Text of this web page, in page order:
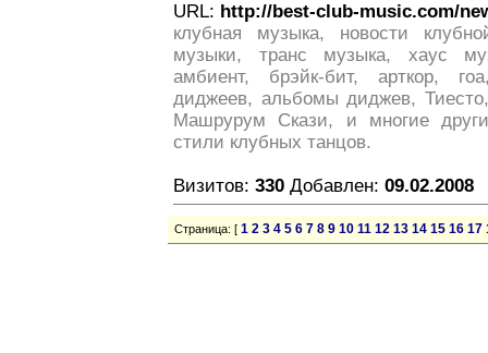
URL: http://best-club-music.com/
клубная музыка, новости
музыки, транс музыка, хаус
амбиент, брэйк-бит, арткор,
диджеев, альбомы диджев,
Машрурум Скази, и многие
стили клубных танцов.
Визитов: 330 Добавлен: 09.02.2008
Страница: [ 1 2 3 4 5 6 7 8 9 10 11 12 13 14 15 16 17